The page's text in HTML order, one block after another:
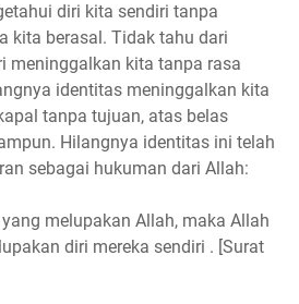
diri kita sendiri tanpa
kita berasal. Tidak tahu dari
meninggalkan kita tanpa rasa
identitas meninggalkan kita
tanpa tujuan, atas belas
Hilangnya identitas ini telah
sebagai hukuman dari Allah:
melupakan Allah, maka Allah
diri mereka sendiri . [Surat